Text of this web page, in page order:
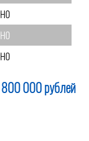
800 000 рублей